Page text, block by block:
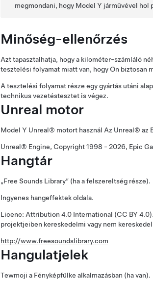
megmondani, hogy Model Y járművével hol
Minőség-ellenőrzés
Azt tapasztalhatja, hogy a kilométer-számláló
tesztelési folyamat miatt van, hogy Ön biztosan
A tesztelési folyamat része egy gyártás utáni
technikus vezetéstesztet is végez.
Unreal motor
Model Y Unreal® motort használ Az Unreal® az
Unreal® Engine, Copyright 1998 - 2026, Epic
Hangtár
„Free Sounds Library” (ha a felszereltség része).
Ingyenes hangeffektek oldala.
Licenc: Attribution 4.0 International (CC BY
projektjeiben kereskedelmi vagy nem
http://www.freesoundslibrary.com
Hangulatjelek
Tewmoji a Fényképfülke alkalmazásban (ha van).